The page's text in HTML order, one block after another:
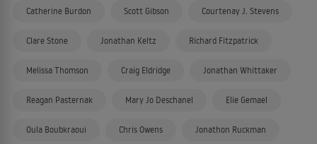
Catherine Burdon Scott Gibson Courtenay J. Stevens
Clare Stone Jonathan Keltz Richard Fitzpatrick
Melissa Thomson Craig Eldridge Jonathan Whittaker
Reagan Pasternak Mary Jo Deschanel Elie Gemael
Oula Boubkraoui Chris Owens Jonathon Ruckman